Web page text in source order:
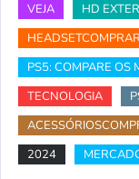
VEJA
HD
HEADSETCOMPRAR
PS5: COMPARE OS
TECNOLOGIA
2024